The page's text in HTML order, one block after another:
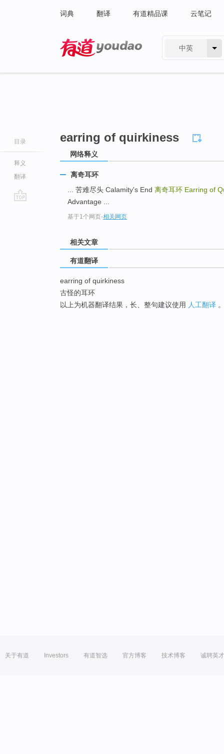
词典 翻译 有道精品课 云笔记
中英
目录
释义
翻译
earring of quirkiness
网络释义
离奇耳环
... 苦难尽头 Calamity's End 离奇耳环 Earring of
Advantage ...
基于1个网页-相关网页
相关文章
有道翻译
earring of quirkiness
古怪的耳环
以上为机器翻译结果，长、整句建议使用 人工翻译
关于有道 Investors 有道智选 官方博客 技术博客 诚聘英才